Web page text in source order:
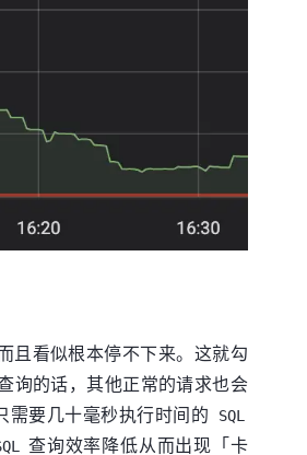
且看似根本停不下来。这就勾
询的话，其他正常的请求也会
需要几十毫秒执行时间的 SQL
查询效率降低从而出现「卡